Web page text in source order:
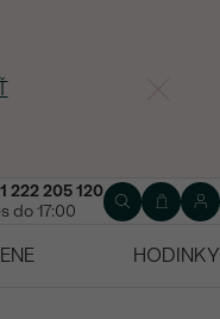
222 205 120
do 17:00
HODINKY